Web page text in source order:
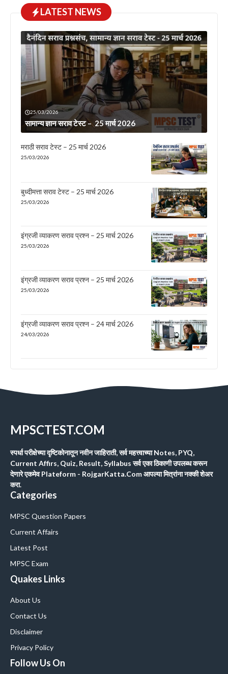
LATEST NEWS
25/03/2026
सामान्य ज्ञान सराव टेस्ट – 25 मार्च 2026
मराठी सराव टेस्ट – 25 मार्च 2026
25/03/2026
बुध्दीमत्ता सराव टेस्ट – 25 मार्च 2026
25/03/2026
इंग्रजी व्याकरण सराव प्रश्न – 25 मार्च 2026
25/03/2026
इंग्रजी व्याकरण सराव प्रश्न – 25 मार्च 2026
25/03/2026
इंग्रजी व्याकरण सराव प्रश्न – 24 मार्च 2026
24/03/2026
MPSCTEST.COM
स्पर्धा परीक्षेच्या दृष्टिकोनातून नवीन जाहिराती, सर्व महत्त्वाच्या Notes, PYQ,
Current Affirs, Quiz, Result, Syllabus सर्व एका ठिकाणी उपलब्ध करून
देणारे एकमेव Plateform - RojgarKatta.Com आपल्या मित्रांना नक्की शेअर
करा.
Categories
MPSC Question Papers
Current Affairs
Latest Post
MPSC Exam
Quakes Links
About Us
Contact Us
Disclaimer
Privacy Policy
Follow Us On